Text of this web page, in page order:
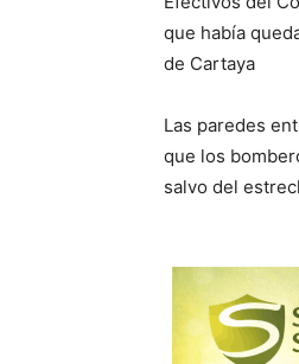
que había
de Cartaya
Las paredes
que los
salvo del